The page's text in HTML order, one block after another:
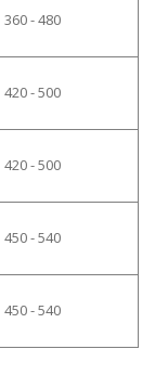
360 - 480
420 - 500
420 - 500
450 - 540
450 - 540